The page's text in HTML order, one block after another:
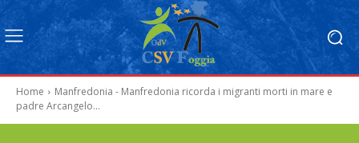
Home
Manfredonia - Manfredonia ricorda i migranti morti in mare e
padre Arcangelo...